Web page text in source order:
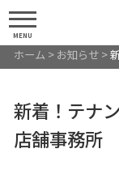
MENU
ホーム > お知らせ>
新着！テナ
店舗事務所